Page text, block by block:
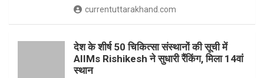
currentuttarakhand.com
देश के शीर्ष 50 चिकित्सा संस्थानों की सूची में
AIIMs Rishikesh ने सुधारी रैंकिंग, मिला 14वां
स्थान